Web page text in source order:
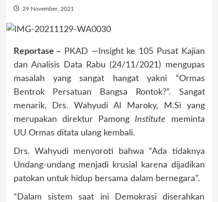
29 November, 2021
Reportase – PKAD —Insight ke 105 Pusat Kajian
dan Analisis Data Rabu (24/11/2021) mengupas
masalah yang sangat hangat yakni “Ormas
Bentrok Persatuan Bangsa Rontok?”. Sangat
menarik, Drs. Wahyudi Al Maroky, M.Si yang
merupakan direktur Pamong Institute meminta
UU Ormas ditata ulang kembali.
Drs. Wahyudi menyoroti bahwa “Ada tidaknya
Undang-undang menjadi krusial karena dijadikan
patokan untuk hidup bersama dalam bernegara”.
“Dalam sistem saat ini Demokrasi diserahkan